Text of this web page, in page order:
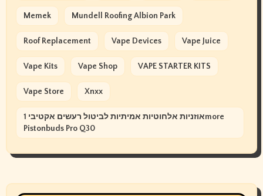
Memek Mundell Roofing Albion Park
Roof Replacement Vape Devices Vape Juice
Vape Kits Vape Shop VAPE STARTER KITS
Vape Store Xnxx
אוזניות אלחוטיות אמיתיות לביטול רעשים אקטיבי 1more
Pistonbuds Pro Q30